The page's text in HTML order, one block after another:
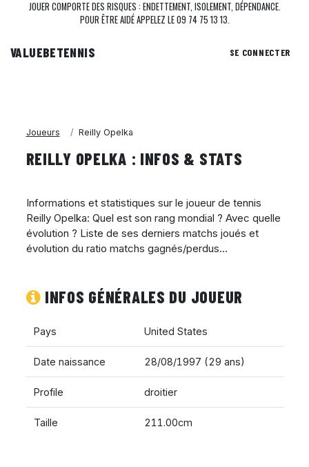
JOUER COMPORTE DES RISQUES : ENDETTEMENT, ISOLEMENT, DÉPENDANCE.
POUR ÊTRE AIDÉ APPELEZ LE 09 74 75 13 13.
VALUEBETENNIS SE CONNECTER
Joueurs Reilly Opelka
REILLY OPELKA : INFOS & STATS
Informations et statistiques sur le joueur de tennis
Reilly Opelka: Quel est son rang mondial ? Avec quelle
évolution ? Liste de ses derniers matchs joués et
évolution du ratio matchs gagnés/perdus...
INFOS GÉNÉRALES DU JOUEUR
Pays United States
Date naissance 28/08/1997 (29 ans)
Profile droitier
Taille 211.00cm